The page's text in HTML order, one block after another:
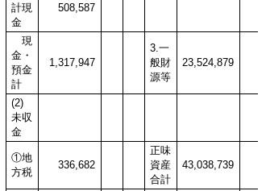
計現
金
508,587
現
金・
預金
計
1,317,947
3.一
般財
源等
23,524,879
(2)
未収
金
①地
方税
336,682
正味
資産
合計
43,038,739